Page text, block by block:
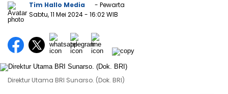
Tim Hallo Media
- Pewarta
Sabtu, 11 Mei 2024- 16:02 WIB
Direktur Utama BRI Sunarso. (Dok. BRI)